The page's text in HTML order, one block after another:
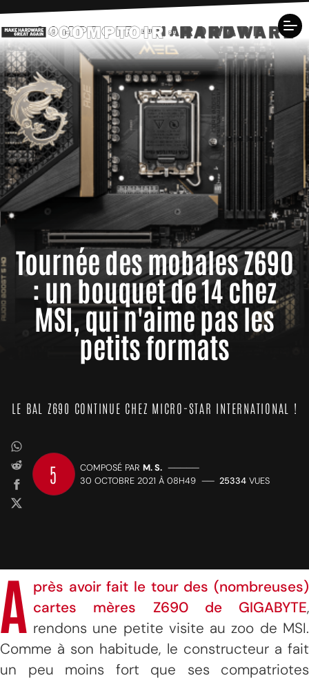
Tournée des mobales Z690
: un bouquet de 14 chez
MSI, qui n'aime pas les
petits formats
LE BAL Z690 CONTINUE CHEZ MICRO-STAR INTERNATIONAL !
5 COMPOSÉ PAR M. S. —————
30 OCTOBRE 2021 À 08H49 —— 25334 VUES
A près avoir fait le tour des (nombreuses)
cartes mères Z690 de GIGABYTE,
rendons une petite visite au zoo de MSI.
Comme à son habitude, le constructeur a fait
un peu moins fort que ses compatriotes